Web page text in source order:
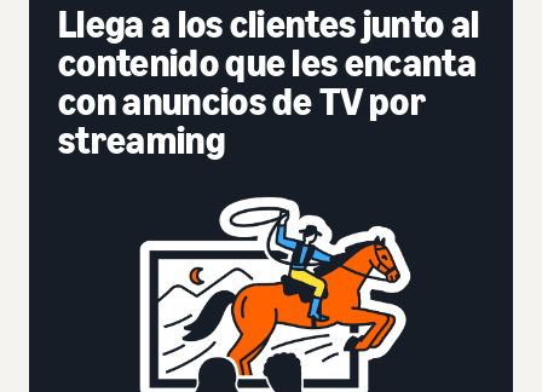
Llega a los clientes junto al
contenido que les encanta
con anuncios de TV por
streaming